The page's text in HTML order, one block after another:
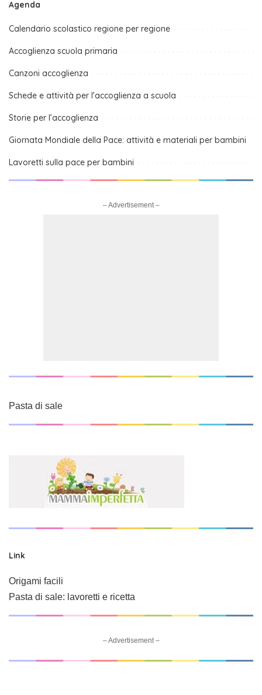
Agenda
Calendario scolastico regione per regione
Accoglienza scuola primaria
Canzoni accoglienza
Schede e attività per l’accoglienza a scuola
Storie per l’accoglienza
Giornata Mondiale della Pace: attività e materiali per bambini
Lavoretti sulla pace per bambini
– Advertisement –
Pasta di sale
Link
Origami facili
Pasta di sale: lavoretti e ricetta
– Advertisement –